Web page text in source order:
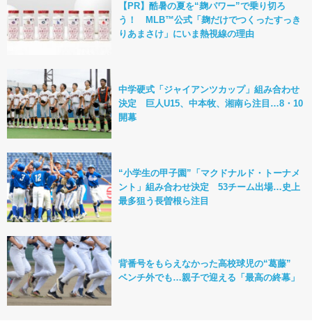
【PR】酷暑の夏を“麹パワー”で乗り切ろ
う！ MLB™公式「麹だけでつくったすっき
りあまさけ」にいま熱視線の理由
中学硬式「ジャイアンツカップ」組み合わせ
決定 巨人U15、中本牧、湘南ら注目…8・10
開幕
“小学生の甲子園”「マクドナルド・トーナメ
ント」組み合わせ決定 53チーム出場…史上
最多狙う長曽根ら注目
背番号をもらえなかった高校球児の“葛藤”
ベンチ外でも…親子で迎える「最高の終幕」